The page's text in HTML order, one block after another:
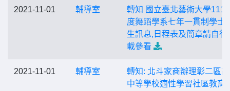
2021-11-01 輔導室
轉知 國立臺北藝術大學111
度舞蹈學系七年一貫制學士
生訊息,日程表及簡章請自行
載參看
2021-11-01 輔導室
轉知: 北斗家商辦理彰二區
中等學校適性學習社區教育